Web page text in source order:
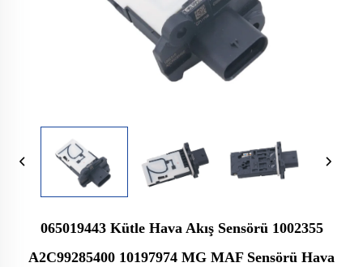
065019443 Kütle Hava Akış Sensörü 1002355
A2C99285400 10197974 MG MAF Sensörü Hava